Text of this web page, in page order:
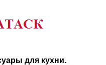
для кухни.